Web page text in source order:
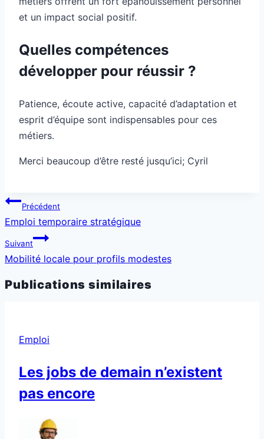
et un impact social positif.
Quelles compétences
développer pour réussir ?
Patience, écoute active, capacité d’adaptation et
esprit d’équipe sont indispensables pour ces
métiers.
Merci beaucoup d’être resté jusqu’ici; Cyril
Navigation
de
l’article
Précédent
Emploi temporaire stratégique
Suivant
Mobilité locale pour profils modestes
Publications similaires
Emploi
Les jobs de demain n’existent
pas encore